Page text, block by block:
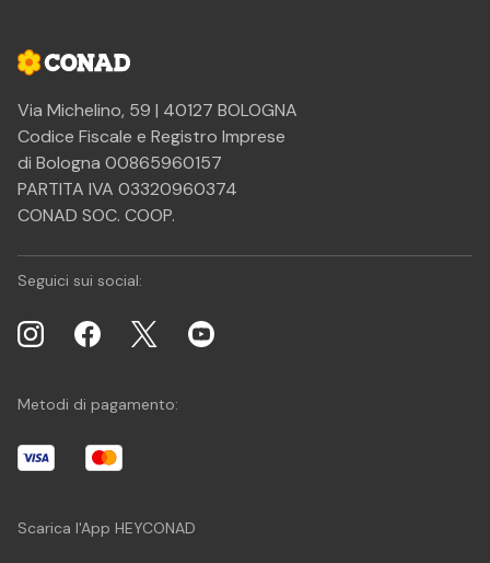
Via Michelino, 59 | 40127 BOLOGNA
Codice Fiscale e Registro Imprese
di Bologna 00865960157
PARTITA IVA 03320960374
CONAD SOC. COOP.
Seguici sui social:
Metodi di pagamento:
Scarica l'App HEYCONAD